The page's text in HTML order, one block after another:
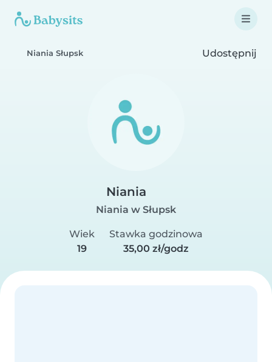
Niania Słupsk Udostępnij
Niania
Niania w Słupsk
Wiek
19
Stawka godzinowa
35,00 zł/godz